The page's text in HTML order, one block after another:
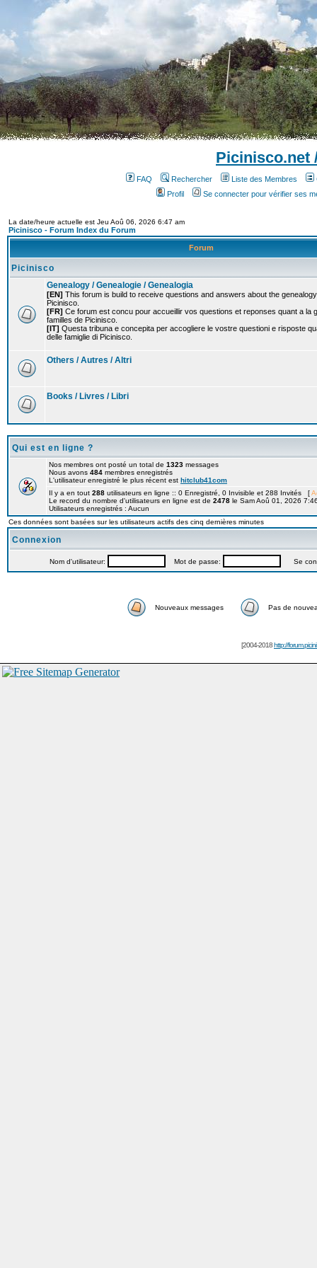
Picinisco.net
FAQ Rechercher Liste des Membres
Profil
Se connecter pour vérifier ses
La date/heure actuelle est Jeu Aoû 06, 2026 6:47 am
Picinisco - Forum Index du Forum
Forum
Picinisco
Genealogy / Genealogie / Genealogia
[EN] This forum is build to receive questions and answers about the
Picinisco.
[FR] Ce forum est concu pour accueillir vos questions et reponses quant a la
familles de Picinisco.
[IT] Questa tribuna e concepita per accogliere le vostre questioni e risposte
delle famiglie di Picinisco.
Others / Autres / Altri
Books / Livres / Libri
Qui est en ligne ?
Nos membres ont posté un total de 1323 messages
Nous avons 484 membres enregistrés
L'utilisateur enregistré le plus récent est hitclub41com
Il y a en tout 288 utilisateurs en ligne :: 0 Enregistré, 0 Invisible et 288 Invités [
Le record du nombre d'utilisateurs en ligne est de 2478 le Sam Aoû 01, 2026
Utilisateurs enregistrés : Aucun
Ces données sont basées sur les utilisateurs actifs des cinq dernières minutes
Connexion
Nom d'utilisateur: Mot de passe: Se
Nouveaux messages Pas de
[2004-2018http://